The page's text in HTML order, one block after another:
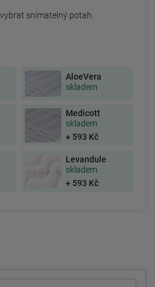
snímatelný potah.
AloeVera
skladem
Medicott
skladem
+ 593 Kč
Levandule
skladem
+ 593 Kč